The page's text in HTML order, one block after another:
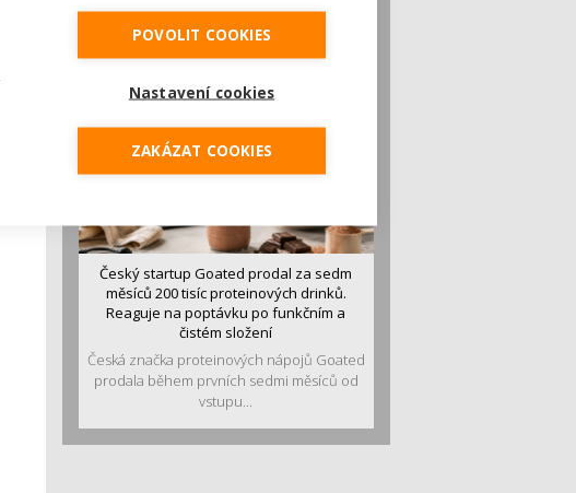
Přesto...
Český startup Goated prodal za sedm
měsíců 200 tisíc proteinových drinků.
Reaguje na poptávku po funkčním a
čistém složení
Česká značka proteinových nápojů Goated
prodala během prvních sedmi měsíců od
vstupu...
POVOLIT COOKIES
Nastavení cookies
ZAKÁZAT COOKIES